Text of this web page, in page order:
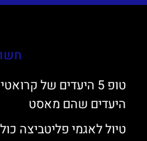
טופ 5 היעדים של
היעדים שהם מאסט
טיול לאגמי פליטביצה